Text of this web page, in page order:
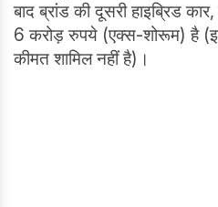
बाद ब्रांड की दूसरी हाइब्रिड
6 करोड़ रुपये (एक्स-शोरूम) है
कीमत शामिल नहीं है)।